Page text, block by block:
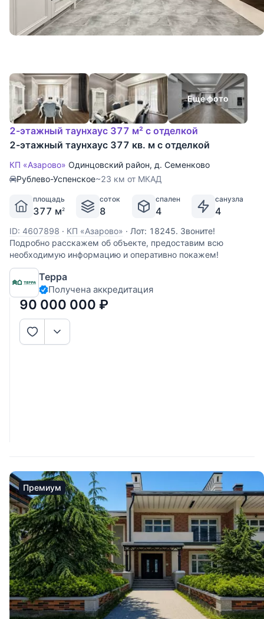
Еще фото
2-этажный таунхаус 377 м² с отделкой
2-этажный таунхаус 377 кв. м с отделкой
КП «Азарово» Одинцовский район, д. Семенково
Рублево-Успенское~23 км от МКАД
площадь
377 м2
соток
8
спален
4
санузла
4
ID: 4607898 · КП «Азарово» · Лот: 18245. Звоните!
Подробно расскажем об объекте, предоставим всю
необходимую информацию и оперативно покажем!
Терра
Получена аккредитация
90 000 000 ₽
Премиум